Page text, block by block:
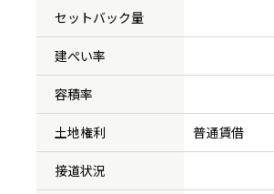
セットバック量
建ぺい率
容積率
土地権利 普通賃借
接道状況